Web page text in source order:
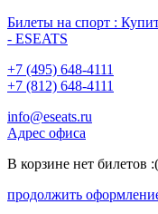
Билеты на спорт :
- ESEATS
+7 (495) 648-4111
+7 (812) 648-4111
info@eseats.ru
Адрес офиса
В корзине нет билетов :(
продолжить